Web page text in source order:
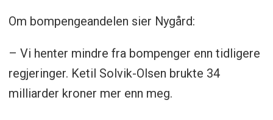
Nappstraumen-Å
Utbedring av E6 gjennom Sørfold
kommune
Fullfinansiering av E6 Olderdalen-
Om bompengeandelen sier Nygård:
– Vi henter mindre fra bompenger enn tidligere
regjeringer. Ketil Solvik-Olsen brukte 34
milliarder kroner mer enn meg.